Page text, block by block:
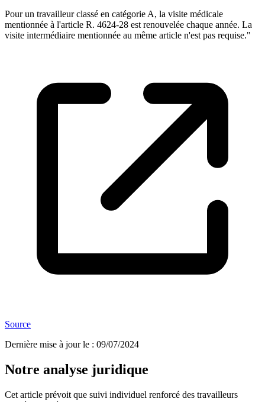
Pour un travailleur classé en catégorie A, la visite médicale
mentionnée à l'article R. 4624-28 est renouvelée chaque année. La
visite intermédiaire mentionnée au même article n'est pas requise."
Source
Dernière mise à jour le : 09/07/2024
Notre analyse juridique
Cet article prévoit que suivi individuel renforcé des travailleurs